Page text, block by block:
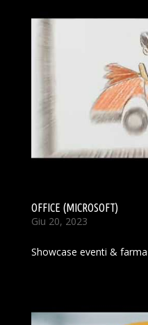
OFFICE (MICROSOFT)
Giu 20, 2023
Showcase eventi &